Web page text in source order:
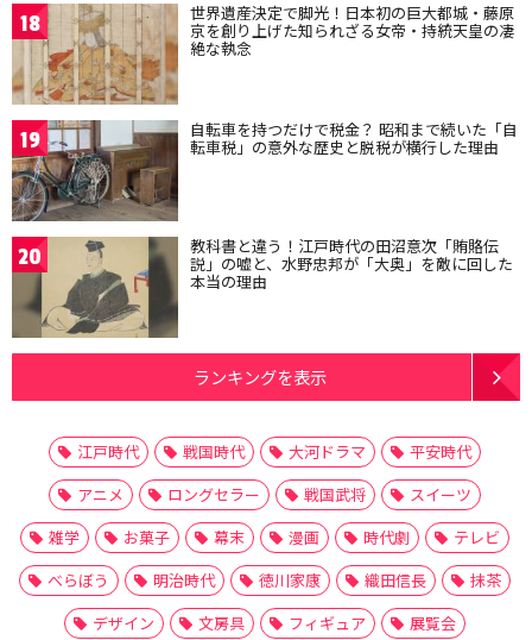
18 世界遺産決定で脚光！日本初の巨大都城・藤原
京を創り上げた知られざる女帝・持統天皇の凄
絶な執念
19 自転車を持つだけで税金？ 昭和まで続いた「自
転車税」の意外な歴史と脱税が横行した理由
20 教科書と違う！江戸時代の田沼意次「賄賂伝
説」の嘘と、水野忠邦が「大奥」を敵に回した
本当の理由
ランキングを表示
江戸時代 戦国時代 大河ドラマ
平安時代
アニメ
ロングセラー 戦国武将
スイーツ
雑学
お菓子 幕末 漫画 時代劇
テレビ
べらぼう
明治時代 徳川家康 織田信長
抹茶
デザイン
文房具 フィギュア
展覧会